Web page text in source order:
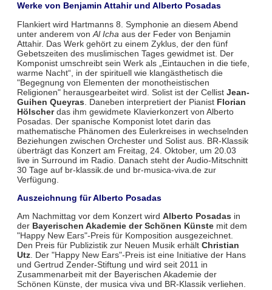
Werke von Benjamin Attahir und Alberto Posadas
Flankiert wird Hartmanns 8. Symphonie an diesem Abend
unter anderem von Al Icha aus der Feder von Benjamin
Attahir. Das Werk gehört zu einem Zyklus, der den fünf
Gebetszeiten des muslimischen Tages gewidmet ist. Der
Komponist umschreibt sein Werk als „Eintauchen in die tiefe,
warme Nacht“, in der spirituell wie klangästhetisch die
"Begegnung von Elementen der monotheistischen
Religionen" herausgearbeitet wird. Solist ist der Cellist Jean-
Guihen Queyras . Daneben interpretiert der Pianist Florian
Hölscherdas ihm gewidmete Klavierkonzert von Alberto
Posadas. Der spanische Komponist lotet darin das
mathematische Phänomen des Eulerkreises in wechselnden
Beziehungen zwischen Orchester und Solist aus. BR-Klassik
überträgt das Konzert am Freitag, 24. Oktober, um 20.03
live in Surround im Radio. Danach steht der Audio-Mitschnitt
30 Tage auf br-klassik.de und br-musica-viva.de zur
Verfügung.
Auszeichnung für Alberto Posadas
Am Nachmittag vor dem Konzert wird Alberto Posadas in
der Bayerischen Akademie der Schönen Künstemit dem
"Happy New Ears"-Preis für Komposition ausgezeichnet.
Den Preis für Publizistik zur Neuen Musik erhält Christian
Utz. Der "Happy New Ears"-Preis ist eine Initiative der Hans
und Gertrud Zender-Stiftung und wird seit 2011 in
Zusammenarbeit mit der Bayerischen Akademie der
Schönen Künste, der musica viva und BR-Klassik verliehen.